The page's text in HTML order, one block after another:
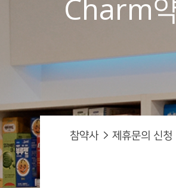
Charm
참약사 제휴문의 신청